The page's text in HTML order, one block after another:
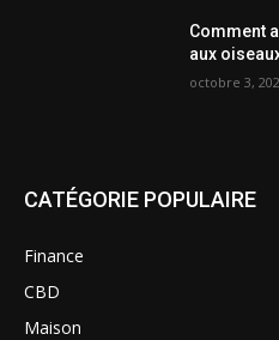
Comment
aux
octobre 3,
CATÉGORIE POPULAIRE
Finance
CBD
Maison